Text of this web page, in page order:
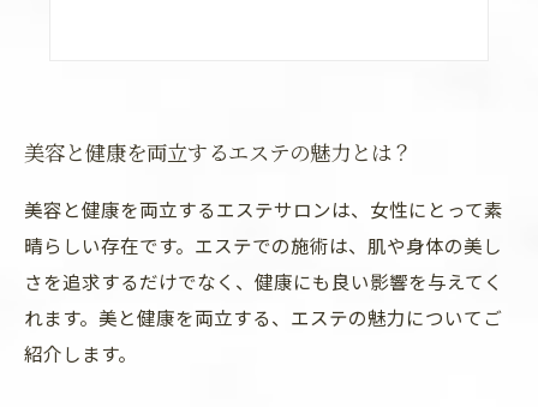
美容と健康を両立するエステの魅力とは？
美容と健康を両立するエステサロンは、女性にとって素
晴らしい存在です。エステでの施術は、肌や身体の美し
さを追求するだけでなく、健康にも良い影響を与えてく
れます。美と健康を両立する、エステの魅力についてご
紹介します。